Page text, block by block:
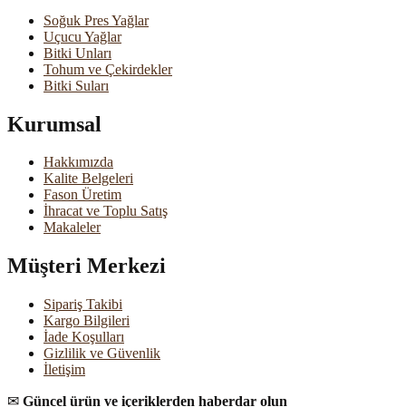
Soğuk Pres Yağlar
Uçucu Yağlar
Bitki Unları
Tohum ve Çekirdekler
Bitki Suları
Kurumsal
Hakkımızda
Kalite Belgeleri
Fason Üretim
İhracat ve Toplu Satış
Makaleler
Müşteri Merkezi
Sipariş Takibi
Kargo Bilgileri
İade Koşulları
Gizlilik ve Güvenlik
İletişim
✉ Güncel ürün ve içeriklerden haberdar olun